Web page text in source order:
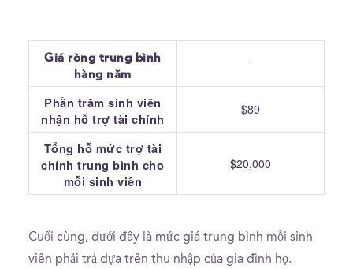
Giá ròng trung bình
hàng năm
-
Phần trăm sinh viên
nhận hỗ trợ tài chính
$89
Tổng hỗ mức trợ tài
chính trung bình cho
mỗi sinh viên
$20,000
Cuối cùng, dưới đây là mức giá trung bình mỗi sinh
viên phải trả dựa trên thu nhập của gia đình họ.